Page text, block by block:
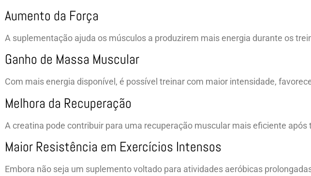
Aumento da Força
A suplementação ajuda os músculos a produzirem mais energia durante os
Ganho de Massa Muscular
Com mais energia disponível, é possível treinar com maior intensidade,
Melhora da Recuperação
A creatina pode contribuir para uma recuperação muscular mais eficiente
Maior Resistência em Exercícios Intensos
Embora não seja um suplemento voltado para atividades aeróbicas